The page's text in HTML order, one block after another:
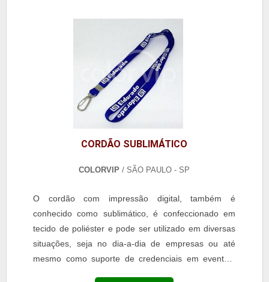
CORDÃO SUBLIMÁTICO
COLORVIP / SÃO PAULO - SP
O cordão com impressão digital, também é
conhecido como sublimático, é confeccionado em
tecido de poliéster e pode ser utilizado em diversas
situações, seja no dia-a-dia de empresas ou até
mesmo como suporte de credenciais em eventos.